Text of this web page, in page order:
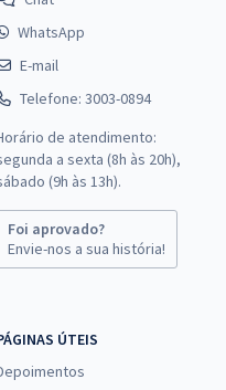
WhatsApp
E-mail
Telefone: 3003-0894
de atendimento:
a sexta (8h às 20h),
(9h às 13h).
Foi aprovado?
Envie-nos a sua história!
ÚTEIS